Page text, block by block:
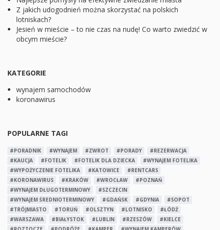
Z jakich udogodnień można skorzystać na polskich
lotniskach?
Jesień w mieście – to nie czas na nudę! Co warto zwiedzić w
obcym mieście?
KATEGORIE
wynajem samochodów
koronawirus
POPULARNE TAGI
#PORADNIK #WYNAJEM #ZWROT #PORADY
#REZERWACJA
#KAUCJA
#FOTELIK #FOTELIK DLA DZIECKA
#WYNAJEM FOTELIKA
#WYPOŻYCZENIE FOTELIKA
#KATOWICE
#RENTCARS
#KORONAWIRUS
#KRAKÓW #WROCŁAW
#POZNAŃ
#WYNAJEM DŁUGOTERMINOWY
#SZCZECIN
#WYNAJEM ŚREDNIOTERMINOWY
#GDAŃSK #GDYNIA
#SOPOT
#TRÓJMIASTO
#TORUŃ #OLSZTYN #LOTNISKO
#ŁÓDŹ
#WARSZAWA
#BIAŁYSTOK #LUBLIN #RZESZÓW
#KIELCE